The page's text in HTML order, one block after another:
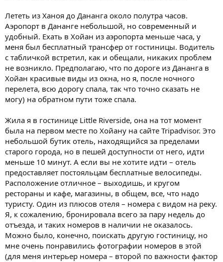
Лететь из Ханоя до Дананга около полутра часов.
Аэропорт в Дананге небольшой, но современный и
удобный. Ехать в Хойан из аэропорта меньше часа, у
меня был бесплатный трансфер от гостиницы. Водитель
с табличкой встретил, как и обещали, никаких проблем
не возникло. Предполагаю, что по дороге из Дананга в
Хойан красивые виды из окна, но я, после ночного
перелета, всю дорогу спала, так что точно сказать не
могу) на обратном пути тоже спала.
Жила я в гостинице Little Riverside, она на тот момент
была на первом месте по Хойану на сайте Tripadvisor. Это
небольшой бутик отель, находящийся за пределами
старого города, но в пешей доступности от него, идти
меньше 10 минут. А если вы не хотите идти – отель
предоставляет постояльцам бесплатные велосипеды.
Расположение отличное – выходишь, и кругом
рестораны и кафе, магазины, в общем, все, что надо
туристу. Один из плюсов отеля – номера с видом на реку.
Я, к сожалению, бронировала всего за пару недель до
отъезда, и таких номеров в наличии не оказалось.
Можно было, конечно, поискать другую гостиницу, но
мне очень понравились фотографии номеров в этой
(для меня интерьер номера – второй по важности фактор